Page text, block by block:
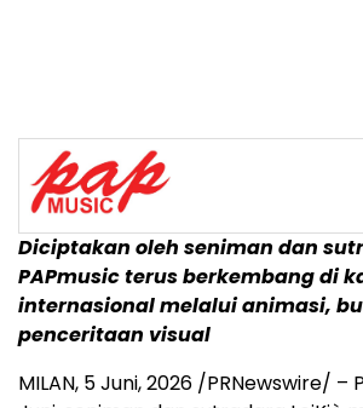
Diciptakan oleh seniman dan
PAPmusic terus berkembang di
internasional melalui animasi,
penceritaan visual
MILAN, 5 Juni, 2026 /PRNewswire/ –